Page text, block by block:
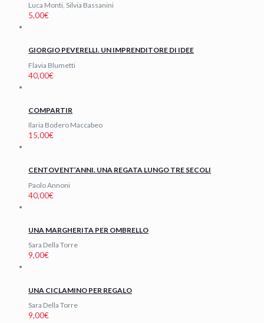
Luca Monti, Silvia Bassanini
5,00€
GIORGIO PEVERELLI. UN IMPRENDITORE DI IDEE
Flavia Blumetti
40,00€
COMPARTIR
Ilaria Bodero Maccabeo
15,00€
CENTOVENT’ANNI. UNA REGATA LUNGO TRE SECOLI
Paolo Annoni
40,00€
UNA MARGHERITA PER OMBRELLO
Sara Della Torre
9,00€
UNA CICLAMINO PER REGALO
Sara Della Torre
9,00€